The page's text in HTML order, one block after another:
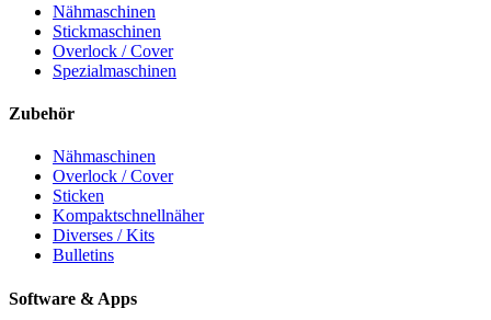
Nähmaschinen
Stickmaschinen
Overlock / Cover
Spezialmaschinen
Zubehör
Nähmaschinen
Overlock / Cover
Sticken
Kompaktschnellnäher
Diverses / Kits
Bulletins
Software & Apps